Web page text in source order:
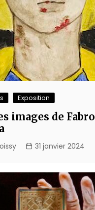
Exposition
images de Fabro
31 janvier 2024